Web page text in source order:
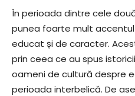
În perioada dintre cele
punea foarte mult
educat și de caracter.
prin ceea ce au spus
oameni de cultură despre
perioada interbelică. De